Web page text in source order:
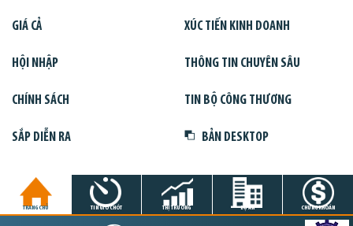
GIÁ CẢ XÚC TIẾN KINH DOANH
HỘI NHẬP THÔNG TIN CHUYÊN SÂU
CHÍNH SÁCH TIN BỘ CÔNG THƯƠNG
SẮP DIỄN RA BẢN DESKTOP
TRANG CHỦ TIN GIỜ CHÓT THỊ TRƯỜNG DỰ ÁN CHỨNG KHOÁN